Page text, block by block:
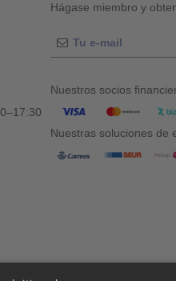
Hágase miembro y
Nuestros socios
Nuestras soluciones de